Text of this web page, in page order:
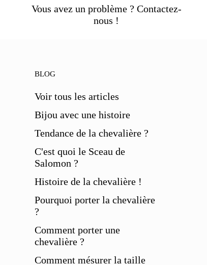
Vous avez un problème ? Contactez-
nous !
BLOG
Voir tous les articles
Bijou avec une histoire
Tendance de la chevalière ?
C'est quoi le Sceau de
Salomon ?
Histoire de la chevalière !
Pourquoi porter la chevalière
?
Comment porter une
chevalière ?
Comment mésurer la taille